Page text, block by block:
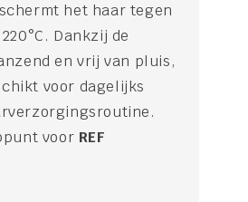
het haar tegen
Dankzij de
en vrij van pluis,
voor dagelijks
voor REF